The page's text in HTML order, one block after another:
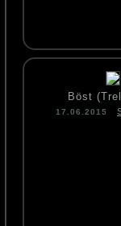
Böst
17.06.2015